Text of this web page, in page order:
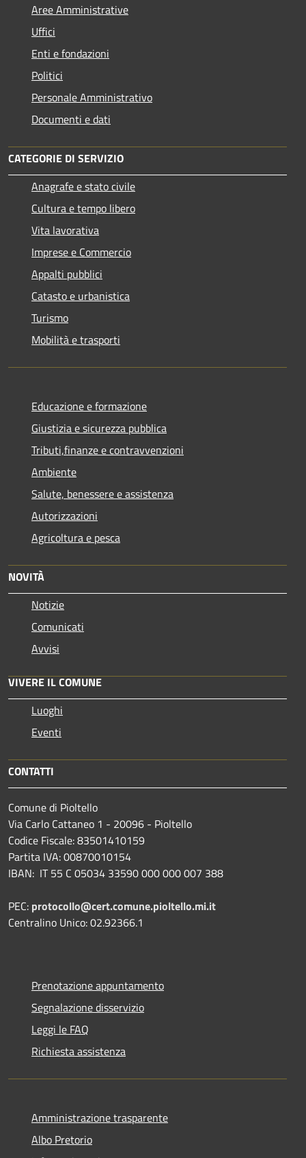
Aree Amministrative
Uffici
Enti e fondazioni
Politici
Personale Amministrativo
Documenti e dati
CATEGORIE DI SERVIZIO
Anagrafe e stato civile
Cultura e tempo libero
Vita lavorativa
Imprese e Commercio
Appalti pubblici
Catasto e urbanistica
Turismo
Mobilità e trasporti
Educazione e formazione
Giustizia e sicurezza pubblica
Tributi,finanze e contravvenzioni
Ambiente
Salute, benessere e assistenza
Autorizzazioni
Agricoltura e pesca
NOVITÀ
Notizie
Comunicati
Avvisi
VIVERE IL COMUNE
Luoghi
Eventi
CONTATTI
Comune di Pioltello
Via Carlo Cattaneo 1 - 20096 - Pioltello
Codice Fiscale: 83501410159
Partita IVA: 00870010154
IBAN: IT 55 C 05034 33590 000 000 007 388
PEC: protocollo@cert.comune.pioltello.mi.it
Centralino Unico: 02.92366.1
Prenotazione appuntamento
Segnalazione disservizio
Leggi le FAQ
Richiesta assistenza
Amministrazione trasparente
Albo Pretorio